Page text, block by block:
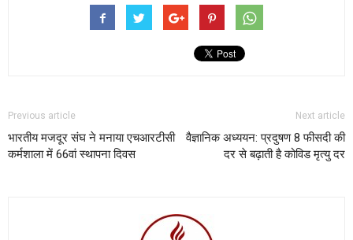
Previous article
भारतीय मजदूर संघ ने मनाया एचआरटीसी
कर्मशाला में 66वां स्थापना दिवस
Next article
वैज्ञानिक अध्ययन: प्रदुषण 8 फीसदी की
दर से बढ़ाती है कोविड मृत्यु दर